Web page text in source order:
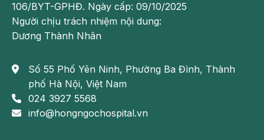
106/BYT-GPHĐ. Ngày cấp: 09/10/2025
Người chịu trách nhiệm nội dung:
Dương Thành Nhân
Số 55 Phố Yên Ninh, Phường Ba Đình, Thành
phố Hà Nội, Việt Nam
024 3927 5568
info@hongngochospital.vn